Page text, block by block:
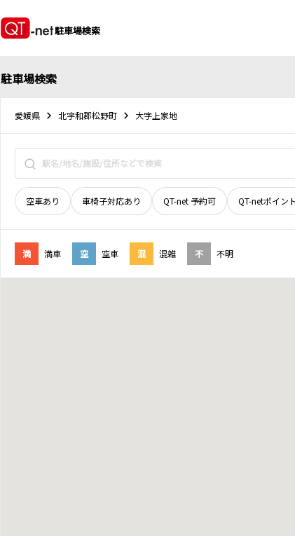
駐車場検索
駐車場検索
愛媛県 北宇和郡松野町 大字上家地
空車あり 車椅子対応あり QT-net 予約可 QT-netポイン
満 満車 空 空車 混 混雑 不 不明